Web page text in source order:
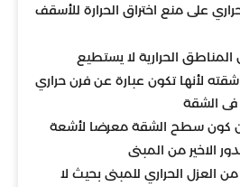
على منع اختراق الحرارة للأسقف
الحرارية لا يستطيع
لأنها تكون عبارة عن فرن حراري
فى الشقة
كون سطح الشقة معرضا لأشعة
الاخير من المبنى
العزل الحراري للمبنى بحيث لا